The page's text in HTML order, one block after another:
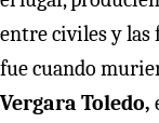
entre civiles y las
fue cuando
Vergara Toledo,